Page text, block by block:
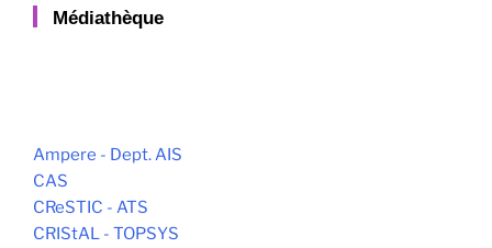
Médiathèque
Ampere - Dept. AIS
CAS
CReSTIC - ATS
CRIStAL - TOPSYS